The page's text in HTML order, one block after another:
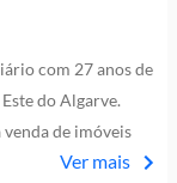
com 27 anos de
do Algarve.
de imóveis
Ver mais